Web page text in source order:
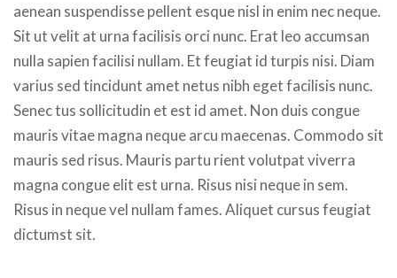
aenean suspendisse pellent esque nisl in enim nec neque.
Sit ut velit at urna facilisis orci nunc. Erat leo accumsan
nulla sapien facilisi nullam. Et feugiat id turpis nisi. Diam
varius sed tincidunt amet netus nibh eget facilisis nunc.
Senec tus sollicitudin et est id amet. Non duis congue
mauris vitae magna neque arcu maecenas. Commodo sit
mauris sed risus. Mauris partu rient volutpat viverra
magna congue elit est urna. Risus nisi neque in sem.
Risus in neque vel nullam fames. Aliquet cursus feugiat
dictumst sit.